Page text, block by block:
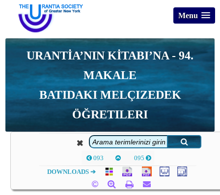
Menu
URANTİA’NIN KİTABI’NA - 94.
MAKALE
BATIDAKI MELÇIZEDEK
ÖĞRETILERI
093 095
DOWNLOADS ➔